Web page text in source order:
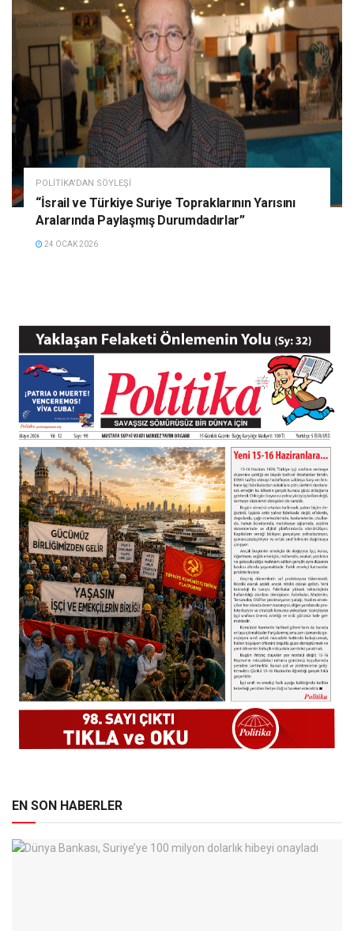
POLITIKA'DAN SÖYLEŞI
“İsrail ve Türkiye Suriye Topraklarının Yarısını
Aralarında Paylaşmış Durumdadırlar”
24 OCAK 2026
EN SON HABERLER